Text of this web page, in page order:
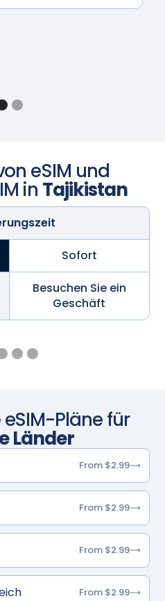
eSIM und
in Tajikistan
Sofort
Besuchen Sie ein
Geschäft
Pläne für
Länder
From $2.99
From $2.99
From $2.99
From $2.99